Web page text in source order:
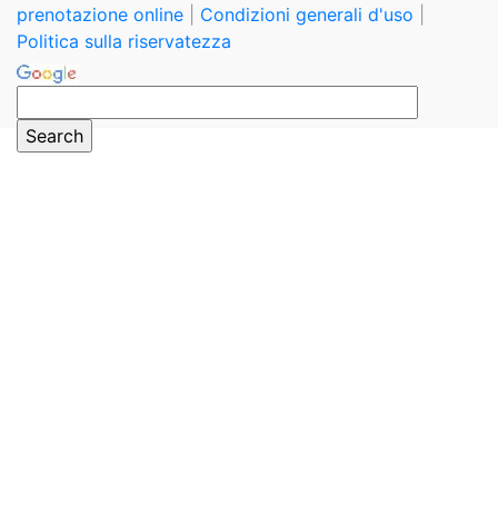
prenotazione online
Condizioni generali d'uso
Politica sulla riservatezza